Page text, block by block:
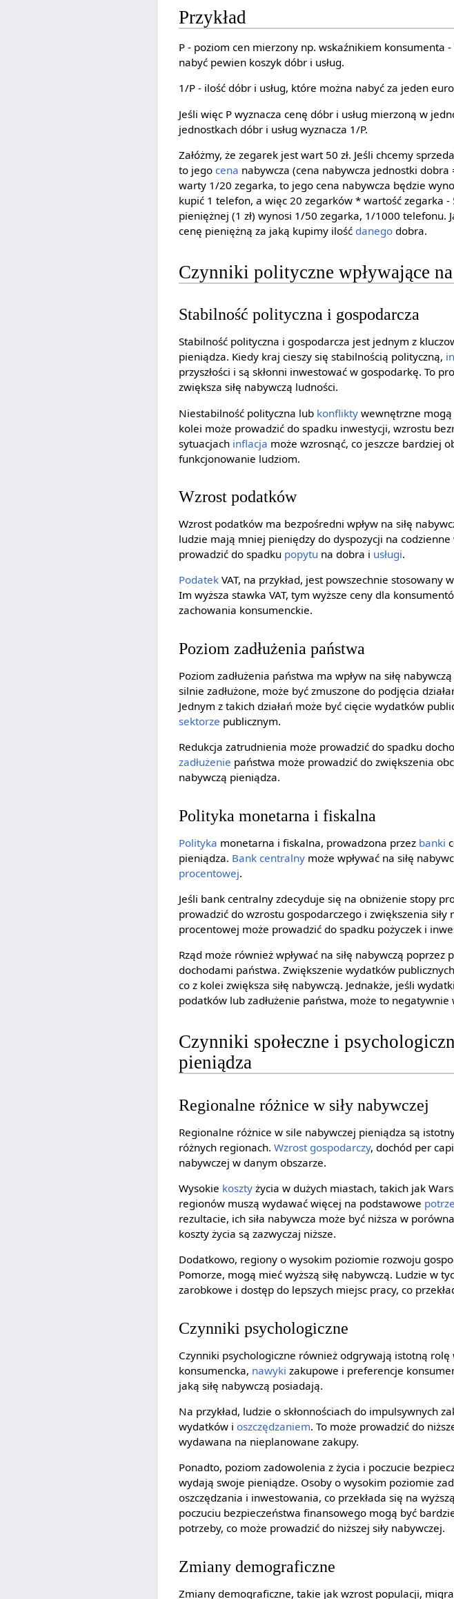
Przykład
P - poziom cen mierzony np. wskaźnikiem konsumenta
nabyć pewien koszyk dóbr i usług.
1/P - ilość dóbr i usług, które można nabyć za jeden
Jeśli więc P wyznacza cenę dóbr i usług mierzoną w
jednostkach dóbr i usług wyznacza 1/P.
Załóżmy, że zegarek jest wart 50 zł. Jeśli chcemy
to jegocena nabywcza (cena nabywcza jednostki dobra
warty 1/20 zegarka, to jego cena nabywcza będzie
kupić 1 telefon, a więc 20 zegarków * wartość zegarka -
pieniężnej (1 zł) wynosi 1/50 zegarka, 1/1000 telefonu.
cenę pieniężną za jaką kupimy ilość danego dobra.
Czynniki polityczne wpływające
Stabilność polityczna i gospodarcza
Stabilność polityczna i gospodarcza jest jednym z
pieniądza. Kiedy kraj cieszy się stabilnością polityczną,
przyszłości i są skłonni inwestować w gospodarkę. To
zwiększa siłę nabywczą ludności.
Niestabilność polityczna lub konflikty wewnętrzne mogą
kolei może prowadzić do spadku inwestycji, wzrostu
sytuacjach inflacja może wzrosnąć, co jeszcze bardziej
funkcjonowanie ludziom.
Wzrost podatków
Wzrost podatków ma bezpośredni wpływ na siłę
ludzie mają mniej pieniędzy do dyspozycji na
prowadzić do spadku popytu na dobra i usługi.
Podatek VAT, na przykład, jest powszechnie
Im wyższa stawka VAT, tym wyższe ceny dla
zachowania konsumenckie.
Poziom zadłużenia państwa
Poziom zadłużenia państwa ma wpływ na siłę
silnie zadłużone, może być zmuszone do podjęcia
Jednym z takich działań może być cięcie wydatków
sektorze publicznym.
Redukcja zatrudnienia może prowadzić do spadku
zadłużenie państwa może prowadzić do zwiększenia
nabywczą pieniądza.
Polityka monetarna i fiskalna
Polityka monetarna i fiskalna, prowadzona przez banki
pieniądza. Bank centralny może wpływać na siłę
procentowej.
Jeśli bank centralny zdecyduje się na obniżenie stopy
prowadzić do wzrostu gospodarczego i zwiększenia
procentowej może prowadzić do spadku pożyczek i
Rząd może również wpływać na siłę nabywczą
dochodami państwa. Zwiększenie wydatków
co z kolei zwiększa siłę nabywczą. Jednakże, jeśli
podatków lub zadłużenie państwa, może to negatywnie
Czynniki społeczne i
pieniądza
Regionalne różnice w siły nabywczej
Regionalne różnice w sile nabywczej pieniądza są
różnych regionach.Wzrost gospodarczy, dochód per
nabywczej w danym obszarze.
Wysokie koszty życia w dużych miastach, takich jak
regionów muszą wydawać więcej na podstawowe
rezultacie, ich siła nabywcza może być niższa w
koszty życia są zazwyczaj niższe.
Dodatkowo, regiony o wysokim poziomie rozwoju
Pomorze, mogą mieć wyższą siłę nabywczą. Ludzie w
zarobkowe i dostęp do lepszych miejsc pracy, co
Czynniki psychologiczne
Czynniki psychologiczne również odgrywają istotną rolę
konsumencka, nawyki zakupowe i preferencje
jaką siłę nabywczą posiadają.
Na przykład, ludzie o skłonnościach do impulsywnych
wydatków ioszczędzaniem. To może prowadzić do
wydawana na nieplanowane zakupy.
Ponadto, poziom zadowolenia z życia i poczucie
wydają swoje pieniądze. Osoby o wysokim poziomie
oszczędzania i inwestowania, co przekłada się na
poczuciu bezpieczeństwa finansowego mogą być
potrzeby, co może prowadzić do niższej siły nabywczej.
Zmiany demograficzne
Zmiany demograficzne, takie jak wzrost populacji,